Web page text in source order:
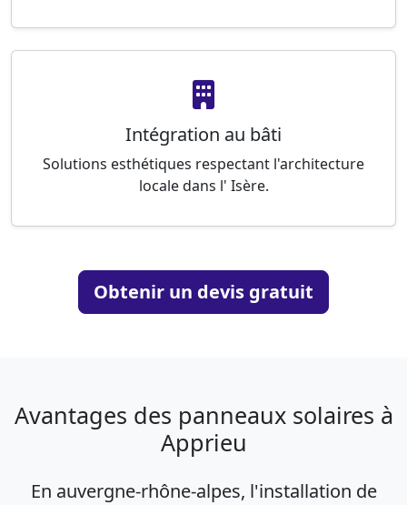
Intégration au bâti
Solutions esthétiques respectant l'architecture
locale dans l' Isère.
Obtenir un devis gratuit
Avantages des panneaux solaires à
Apprieu
En auvergne-rhône-alpes, l'installation de